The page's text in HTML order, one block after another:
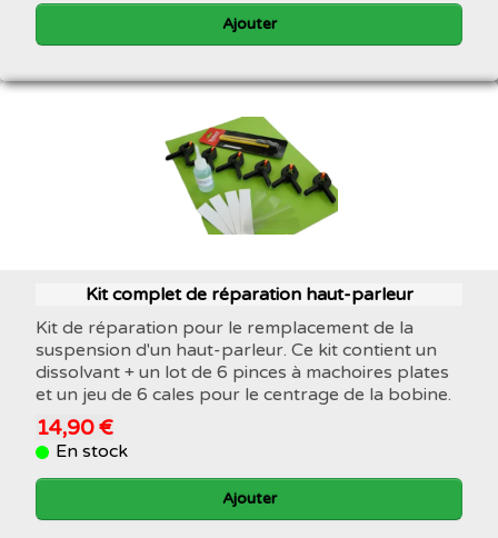
Ajouter
Kit complet de réparation haut-parleur
Kit de réparation pour le remplacement de la
suspension d'un haut-parleur. Ce kit contient un
dissolvant + un lot de 6 pinces à machoires plates
et un jeu de 6 cales pour le centrage de la bobine.
14,90 €
En stock
Ajouter